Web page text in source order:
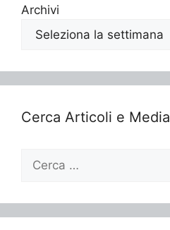
Archivi
Cerca Articoli e Media
Ricerca